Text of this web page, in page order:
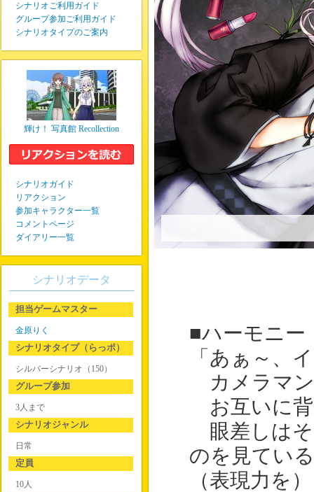
■ハーモニー
「あぁ～、
カメラマン
お互いに背
眼差しはそ
のを見てい
（表現力を）
シナリオご利用ガイド
グループ参加ご利用ガイド
シナリオタイプのご案内
輝け！ 写真館 Recollection
シナリオガイド
リアクション
参加キャラクター一覧
コメントページ
ダイアリー一覧
シナリオデータ
担当ゲームマスター
金原りく
シナリオタイプ（らっポ）
シルバーシナリオ（150）
グループ参加
3人まで
シナリオジャンル
日常
定員
10人